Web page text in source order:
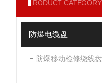
RODUCT CATEGORY
防爆电缆盘
防爆移动检修绕线盘